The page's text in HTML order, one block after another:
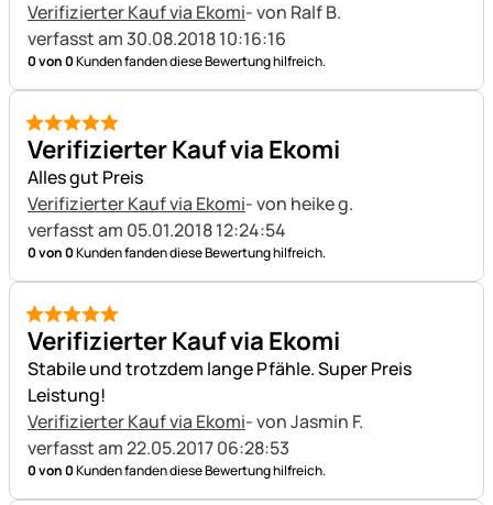
Verifizierter Kauf via Ekomi- von Ralf B.
verfasst am 30.08.2018 10:16:16
0 von 0Kunden fanden diese Bewertung hilfreich.
5 von 5
Verifizierter Kauf via Ekomi
Alles gut Preis
Verifizierter Kauf via Ekomi- von heike g.
verfasst am 05.01.2018 12:24:54
0 von 0Kunden fanden diese Bewertung hilfreich.
5 von 5
Verifizierter Kauf via Ekomi
Stabile und trotzdem lange Pfähle. Super Preis
Leistung!
Verifizierter Kauf via Ekomi- von Jasmin F.
verfasst am 22.05.2017 06:28:53
0 von 0Kunden fanden diese Bewertung hilfreich.